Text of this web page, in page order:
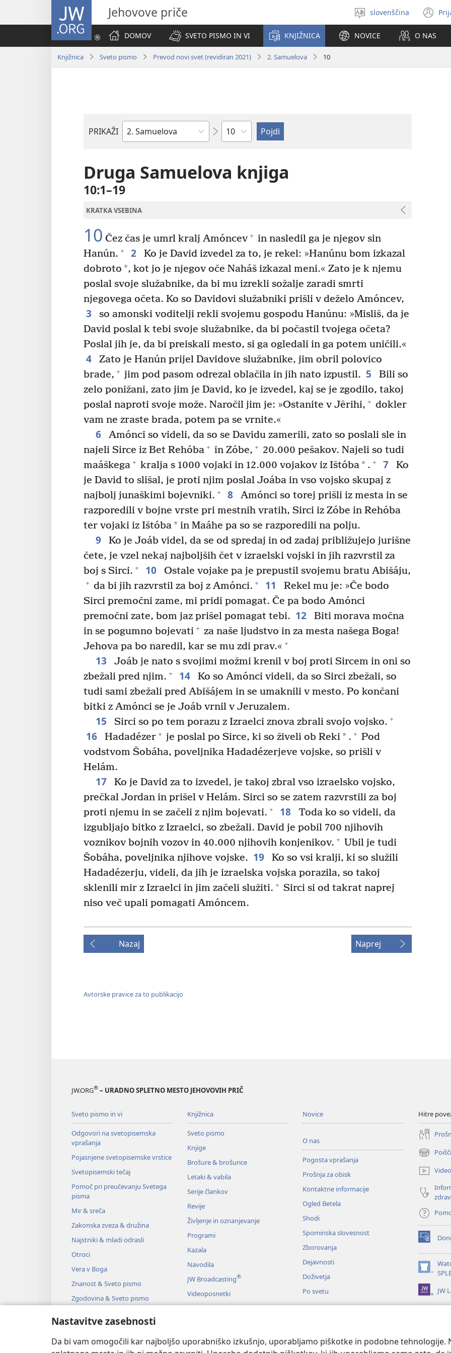
Nastavitve zasebnosti
Da bi vam omogočili kar najboljšo uporabniško izkušnjo, uporabljamo piškotke in podobne tehnologije.
JW.ORG Jehovove priče
Izberite
jezik
slovenščina
DOMOV
SVETO PISMO IN VI KNJIŽNICA NOVICE O NAS
Knjižnica Sveto pismo Prevod novi svet (revidiran 2021) 2. Samuelova 10
PRIKAŽI
Po
Poglavje
Druga Samuelova knjiga
10:1–19
KRATKA VSEBINA
10 Čez čas je umrl kralj Amóncev + in nasledil ga je njegov sin
Hanún. + 2
Ko je David izvedel za to, je rekel: »Hanúnu bom izkazal
dobroto *, kot jo je njegov oče Naháš izkazal meni.« Zato je k njemu
poslal svoje služabnike, da bi mu izrekli sožalje zaradi smrti
njegovega očeta. Ko so Davidovi služabniki prišli v deželo Amóncev,
3
so amonski voditelji rekli svojemu gospodu Hanúnu: »Misliš, da je
David poslal k tebi svoje služabnike, da bi počastil tvojega očeta?
Poslal jih je, da bi preiskali mesto, si ga ogledali in ga potem uničili.«
4
Zato je Hanún prijel Davidove služabnike, jim obril polovico
brade, + jim pod pasom odrezal oblačila in jih nato izpustil. 5
Bili so
zelo ponižani, zato jim je David, ko je izvedel, kaj se je zgodilo, takoj
poslal naproti svoje može. Naročil jim je: »Ostanite v Jêrihi, + dokler
vam ne zraste brada, potem pa se vrnite.«
6
Amónci so videli, da so se Davidu zamerili, zato so poslali sle in
najeli Sirce iz Bet Rehóba + in Zóbe, + 20.000 pešakov. Najeli so tudi
maáškega + kralja s 1000 vojaki in 12.000 vojakov iz Ištóba* . + 7
Ko
je David to slišal, je proti njim poslal Joába in vso vojsko skupaj z
najbolj junaškimi bojevniki. + 8
Amónci so torej prišli iz mesta in se
razporedili v bojne vrste pri mestnih vratih, Sirci iz Zóbe in Rehóba
ter vojaki iz Ištóba* in Maáhe pa so se razporedili na polju.
9
Ko je Joáb videl, da se od spredaj in od zadaj približujejo jurišne
čete, je vzel nekaj najboljših čet v izraelski vojski in jih razvrstil za
boj s Sirci. + 10 Ostale vojake pa je prepustil svojemu bratu Abišáju,
+ da bi jih razvrstil za boj z Amónci. + 11
Rekel mu je: »Če bodo
Sirci premočni zame, mi pridi pomagat. Če pa bodo Amónci
premočni zate, bom jaz prišel pomagat tebi. 12
Biti morava močna
in se pogumno bojevati + za naše ljudstvo in za mesta našega Boga!
Jehova pa bo naredil, kar se mu zdi prav.« +
13
Joáb je nato s svojimi možmi krenil v boj proti Sircem in oni so
zbežali pred njim. + 14
Ko so Amónci videli, da so Sirci zbežali, so
tudi sami zbežali pred Abišájem in se umaknili v mesto. Po končani
bitki z Amónci se je Joáb vrnil v Jeruzalem.
15 Sirci so po tem porazu z Izraelci znova zbrali svojo vojsko. +
16 Hadadézer + je poslal po Sirce, ki so živeli ob Reki* . + Pod
vodstvom Šobáha, poveljnika Hadadézerjeve vojske, so prišli v
Helám.
17
Ko je David za to izvedel, je takoj zbral vso izraelsko vojsko,
prečkal Jordan in prišel v Helám. Sirci so se zatem razvrstili za boj
proti njemu in se začeli z njim bojevati. + 18
Toda ko so videli, da
izgubljajo bitko z Izraelci, so zbežali. David je pobil 700 njihovih
voznikov bojnih vozov in 40.000 njihovih konjenikov. + Ubil je tudi
Šobáha, poveljnika njihove vojske. 19
Ko so vsi kralji, ki so služili
Hadadézerju, videli, da jih je izraelska vojska porazila, so takoj
sklenili mir z Izraelci in jim začeli služiti. + Sirci si od takrat naprej
niso več upali pomagati Amóncem.
Nazaj Naprej
Avtorske pravice za to publikacijo
JW.ORG® – URADNO SPLETNO MESTO JEHOVOVIH PRIČ
Sveto pismo in vi
Odgovori na svetopisemska
vprašanja
Pojasnjene svetopisemske vrstice
Svetopisemski tečaj
Pomoč pri preučevanju Svetega
pisma
Mir & sreča
Zakonska zveza & družina
Najstniki & mladi odrasli
Otroci
Vera v Boga
Znanost & Sveto pismo
Zgodovina & Sveto pismo
Knjižnica
Sveto pismo
Knjige
Brošure & brošurice
Letaki & vabila
Serije člankov
Revije
Življenje in oznanjevanje
Programi
Kazala
Navodila
JW Broadcasting®
Videoposnetki
Glasba
Dramsko branje Svetega pisma
Novice
O nas
Pogosta vprašanja
Prošnja za obisk
Kontaktne informacije
Ogled Betela
Shodi
Spominska slovesnost
Zborovanja
Dejavnosti
Doživetja
Po svetu
Hitre
(odpre
novo
okno)
(odpre
novo
okno)
(odpre
novo
okno) JW